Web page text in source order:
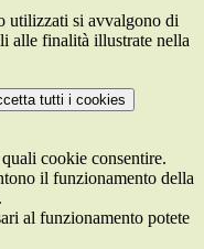
utilizzati si avvalgono di
alle finalità illustrate nella
tutti i cookies
cookie consentire.
il funzionamento della
al funzionamento potete